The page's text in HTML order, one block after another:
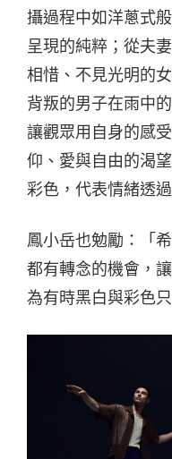
攝過程中如洋蔥式
呈現的純粹；從夫
相惜、不見光明的
背叛的男子在雨中
讓觀眾用自身的感
仰、愛與自由的渴
彩色，代表情緒透
鳳小岳也勉勵：「
都有轉念的機會，
為有時黑白與彩色